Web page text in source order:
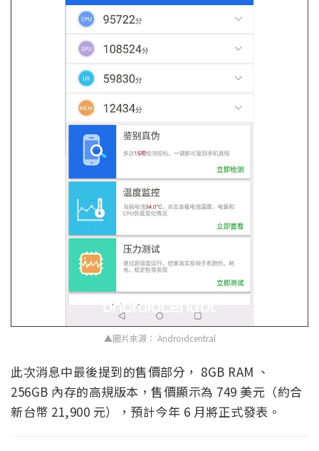
▲圖片來源： Androidcentral
此次消息中最後提到的售價部分， 8GB RAM 、
256GB 內存的高規版本，售價顯示為 749 美元（約合
新台幣 21,900 元），預計今年 6 月將正式發表。